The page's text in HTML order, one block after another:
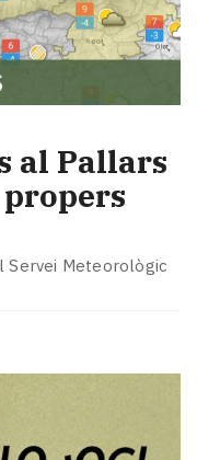
al Pallars
Servei Meteorològic